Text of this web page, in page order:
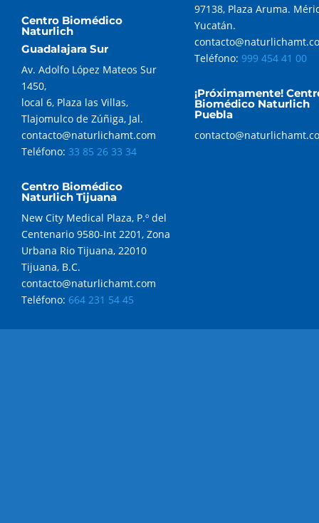
Centro Biomédico
Naturlich
Guadalajara Sur
Av. Adolfo López Mateos Sur
1450,
local 6, Plaza las Villas,
Tlajomulco de Zúñiga, Jal.
contacto@naturlichamt.com
Teléfono: 33 85 26 33 34
Centro Biomédico
Naturlich Tijuana
New City Medical Plaza, P.º del
Centenario 9580-Int 2201, Zona
Urbana Rio Tijuana, 22010
Tijuana, B.C.
contacto@naturlichamt.com
Teléfono: 664 231 54 45
97138, Plaza Aruma.
Yucatán.
Teléfono: 999 454 41 00
¡Próximamente!
Biomédico Naturlich
Puebla